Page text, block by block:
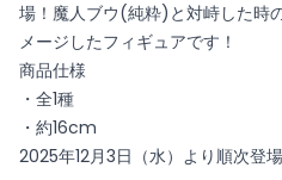
場！魔人ブウ(純粋)と対峙した時
メージしたフィギュアです！
商品仕様
・全1種
・約16cm
2025年12月3日（水）より順次登